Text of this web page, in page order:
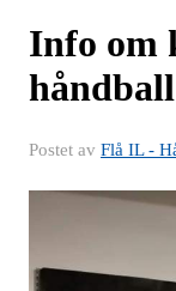
Info om
håndball
Postet av Flå IL -